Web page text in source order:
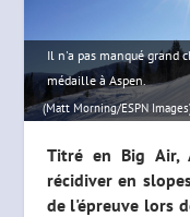
Il n'a pas manqué grand
médaille à Aspen.
(Matt Morning/ESPN
Titré en Big Air,
récidiver en
de l'épreuve lors